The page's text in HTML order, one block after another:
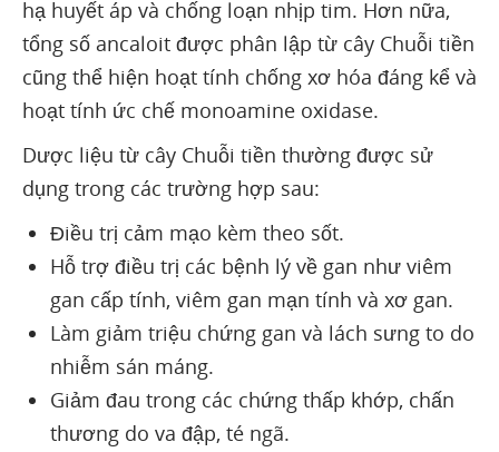
hạ huyết áp và chống loạn nhịp tim. Hơn nữa,
tổng số ancaloit được phân lập từ cây Chuỗi tiền
cũng thể hiện hoạt tính chống xơ hóa đáng kể và
hoạt tính ức chế monoamine oxidase.
Dược liệu từ cây Chuỗi tiền thường được sử
dụng trong các trường hợp sau:
Điều trị cảm mạo kèm theo sốt.
Hỗ trợ điều trị các bệnh lý về gan như viêm
gan cấp tính, viêm gan mạn tính và xơ gan.
Làm giảm triệu chứng gan và lách sưng to do
nhiễm sán máng.
Giảm đau trong các chứng thấp khớp, chấn
thương do va đập, té ngã.